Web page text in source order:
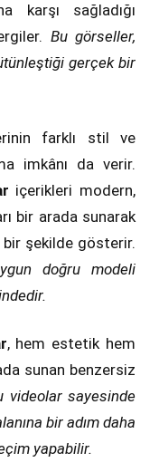
karşı sağladığı
Bu görseller,
gerçek bir
farklı stil ve
imkânı da verir.
içerikleri modern,
bir arada sunarak
bir şekilde gösterir.
doğru modeli
, hem estetik hem
sunan benzersiz
videolar sayesinde
bir adım daha
yapabilir.